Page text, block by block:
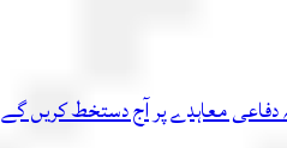
دفاعی معاہدے پر آج دستخط کریں گے